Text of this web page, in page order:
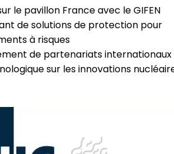
le pavillon France avec le GIFEN
de solutions de protection pour
à risques
de partenariats internationaux
sur les innovations